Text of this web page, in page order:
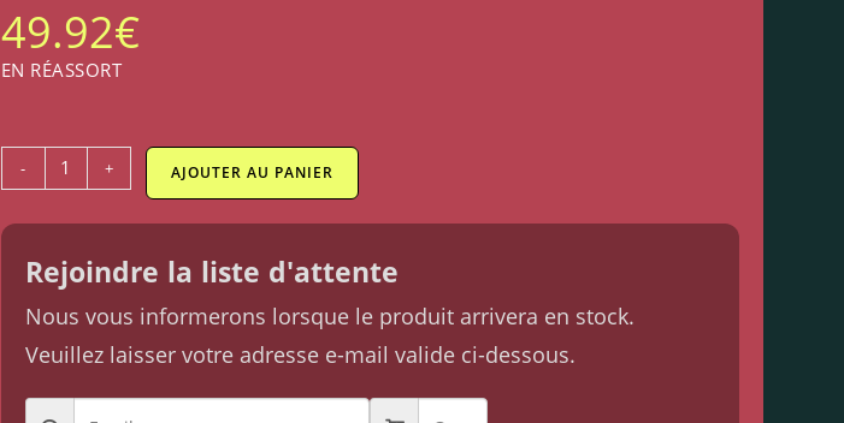
49.92€
EN RÉASSORT
- + AJOUTER AU PANIER
Rejoindre la liste d'attente
Nous vous informerons lorsque le produit arrivera en stock.
Veuillez laisser votre adresse e-mail valide ci-dessous.